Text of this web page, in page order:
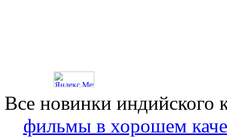
Все новинки
фильмы в хорошем